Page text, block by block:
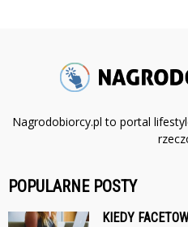
Nagrodobiorcy.pl to portal
POPULARNE POSTY
KIEDY